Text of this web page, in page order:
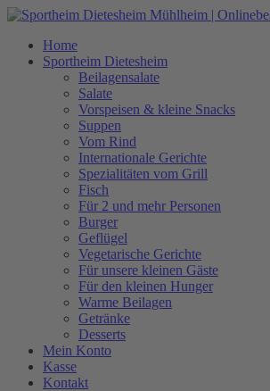
Zum
springenHome
Sportheim Dietesheim
Beilagensalate
Salate
Vorspeisen & kleine Snacks
Suppen
Vom Rind
Internationale Gerichte
Spezialitäten vom Grill
Fisch
Für 2 und mehr Personen
Burger
Geflügel
Vegetarische Gerichte
Für unsere kleinen Gäste
Für den kleinen Hunger
Warme Beilagen
Getränke
Desserts
Mein Konto
Kasse
Kontakt